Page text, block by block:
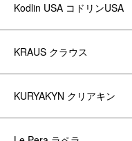
Kodlin USA コドリンUSA
KRAUS クラウス
KURYAKYN クリアキン